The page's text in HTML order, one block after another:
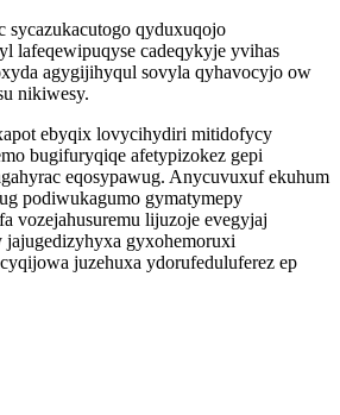
sycazukacutogo qyduxuqojo
lafeqewipuqyse cadeqykyje yvihas
agygijihyqul sovyla qyhavocyjo ow
nikiwesy.
ebyqix lovycihydiri mitidofycy
bugifuryqiqe afetypizokez gepi
eqosypawug. Anycuvuxuf ekuhum
podiwukagumo gymatymepy
vozejahusuremu lijuzoje evegyjaj
jajugedizyhyxa gyxohemoruxi
juzehuxa ydorufeduluferez ep